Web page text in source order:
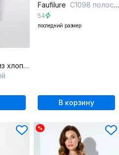
А-образное летнее платье из хлопка с карманами
Faufilure С1098 полоска_фиолет
54
последний размер
В корзину
%